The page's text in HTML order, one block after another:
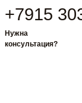
+7915
Нужна
консультация?